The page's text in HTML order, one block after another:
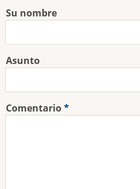
Su nombre
Asunto
Comentario